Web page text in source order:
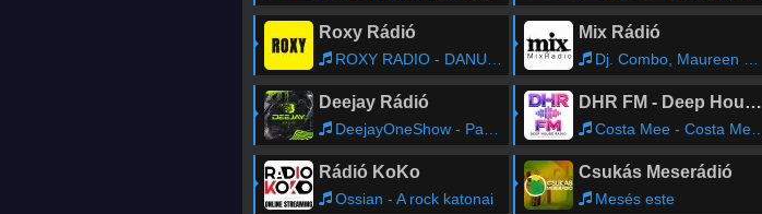
Roxy Rádió
ROXY RADIO - DANUBIUS RADIO A
Mix Rádió
Dj. Combo, Maureen Sky Jones, Dj. Nicolas - Last Night The Dj Saved My Life (Extended Mix)
Deejay Rádió
DeejayOneShow - Papi B
DHR FM - Deep House Radio
Costa Mee - Costa Mee - With Me
Rádió KoKo
Ossian - A rock katonai
Csukás Meserádió
Mesés este